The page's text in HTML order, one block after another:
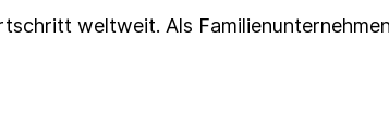
weltweit. Als